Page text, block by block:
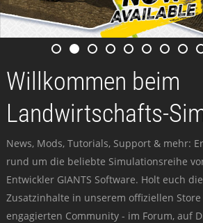
Willkommen beim
Landwirtschafts-
News, Mods, Tutorials, Support & mehr:
rund um die beliebte Simulationsreihe
Entwickler GIANTS Software. Holt euch
Zusatzinhalte in unserem offiziellen
engagierten Community - im Forum, auf